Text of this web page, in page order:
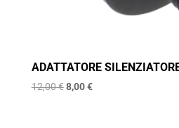
ADATTATORE
12,00€ Il
8,00€Il